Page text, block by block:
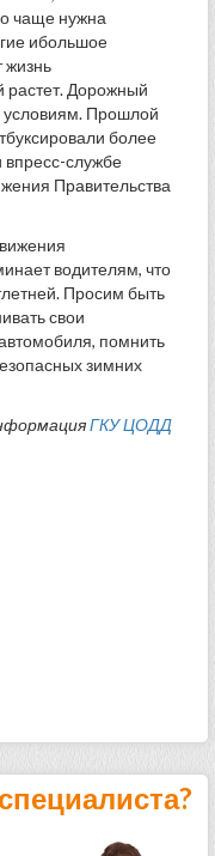
чаще нужна
ибольшое
жизнь
растет. Дорожный
условиям. Прошлой
более
впресс-службе
Правительства
водителям, что
Просим быть
свои
помнить
зимних
ГКУ ЦОДД